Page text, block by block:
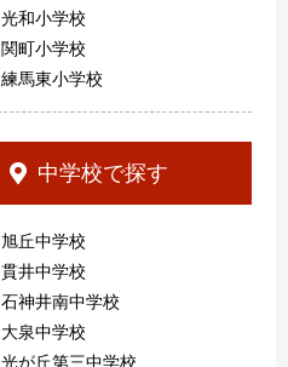
光和小学校
関町小学校
練馬東小学校
中学校で探す
旭丘中学校
貫井中学校
石神井南中学校
大泉中学校
光が丘第三中学校